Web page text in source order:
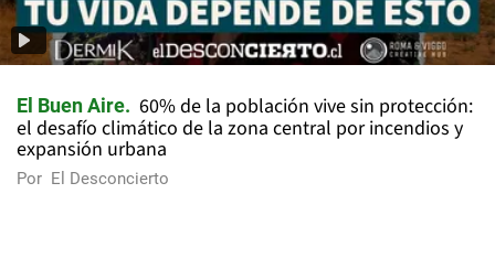
El Buen Aire
60% de la población vive sin protección:
el desafío climático de la zona central por incendios y
expansión urbana
Por El Desconcierto